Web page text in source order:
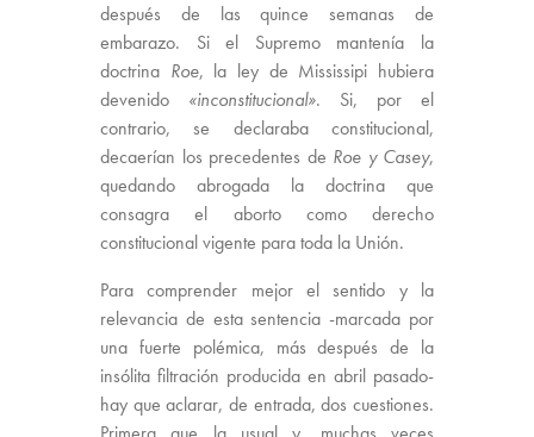
después de las quince semanas de
embarazo. Si el Supremo mantenía la
doctrina Roe, la ley de Mississipi hubiera
devenido «inconstitucional». Si, por el
contrario, se declaraba constitucional,
decaerían los precedentes de Roe y Casey,
quedando abrogada la doctrina que
consagra el aborto como derecho
constitucional vigente para toda la Unión.
Para comprender mejor el sentido y la
relevancia de esta sentencia -marcada por
una fuerte polémica, más después de la
insólita filtración producida en abril pasado-
hay que aclarar, de entrada, dos cuestiones.